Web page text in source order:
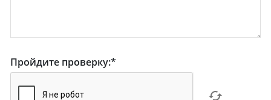
Пройдите проверку:*